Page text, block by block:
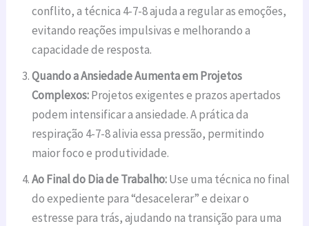
conflito, a técnica 4-7-8 ajuda a regular as emoções,
evitando reações impulsivas e melhorando a
capacidade de resposta.
Quando a Ansiedade Aumenta em Projetos
Complexos:Projetos exigentes e prazos apertados
podem intensificar a ansiedade. A prática da
respiração 4-7-8 alivia essa pressão, permitindo
maior foco e produtividade.
Ao Final do Dia de Trabalho:Use uma técnica no final
do expediente para “desacelerar” e deixar o
estresse para trás, ajudando na transição para uma